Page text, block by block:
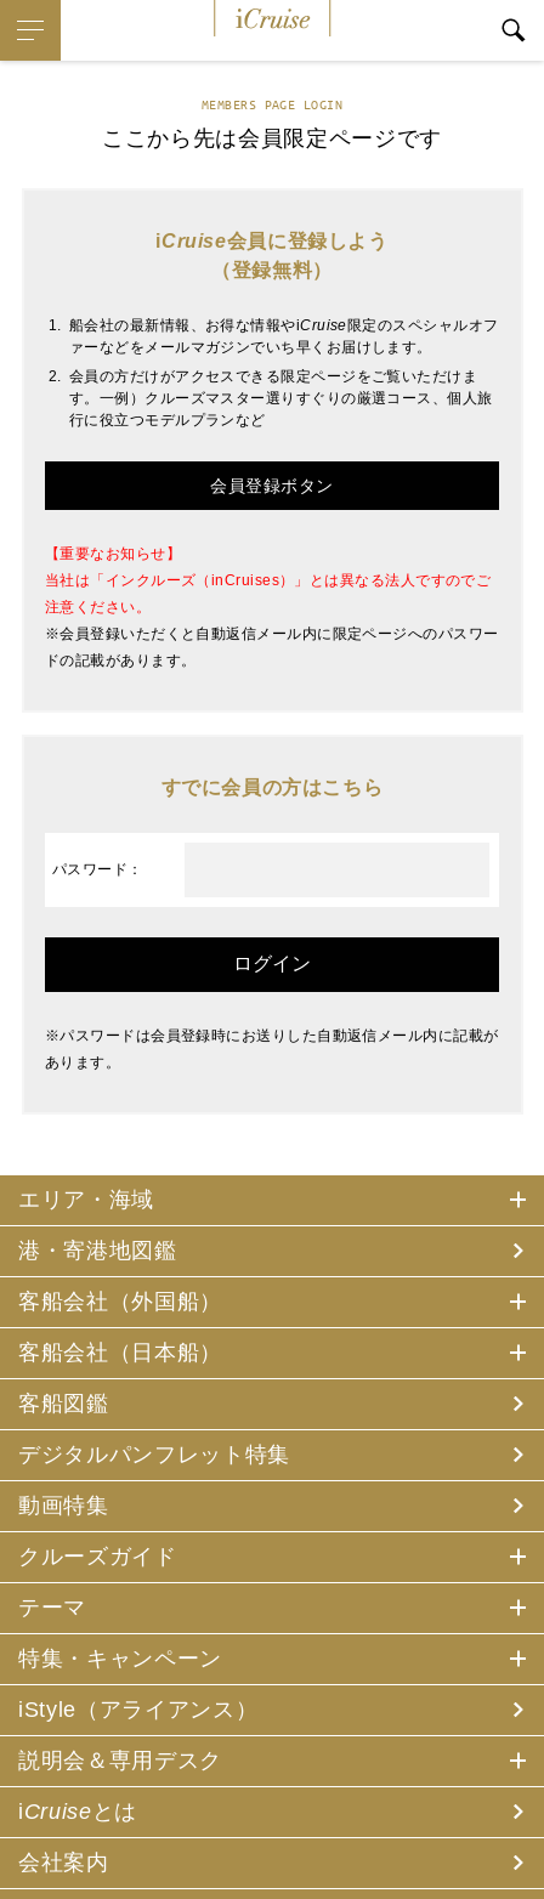
MEMBERS PAGE LOGIN
ここから先は会員限定ページです
iCruise会員に登録しよう
（登録無料）
船会社の最新情報、お得な情報やiCruise限定のスペシャルオフ
ァーなどをメールマガジンでいち早くお届けします。
会員の方だけがアクセスできる限定ページをご覧いただけま
す。一例）クルーズマスター選りすぐりの厳選コース、個人旅
行に役立つモデルプランなど
会員登録ボタン
【重要なお知らせ】
当社は「インクルーズ（inCruises）」とは異なる法人ですのでご
注意ください。
※会員登録いただくと自動返信メール内に限定ページへのパスワー
ドの記載があります。
すでに会員の方はこちら
パスワード：
※パスワードは会員登録時にお送りした自動返信メール内に記載が
あります。
エリア・海域
港・寄港地図鑑
客船会社（外国船）
客船会社（日本船）
客船図鑑
デジタルパンフレット特集
動画特集
クルーズガイド
テーマ
特集・キャンペーン
iStyle（アライアンス）
説明会＆専用デスク
iCruise とは
会社案内